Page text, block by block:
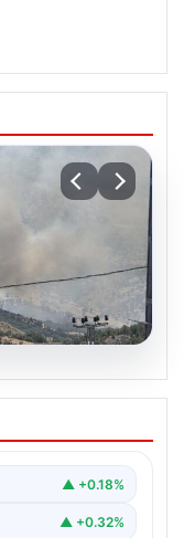
Yangını:
Ediyor
bulunan
▲ +0.18%
▲ +0.32%